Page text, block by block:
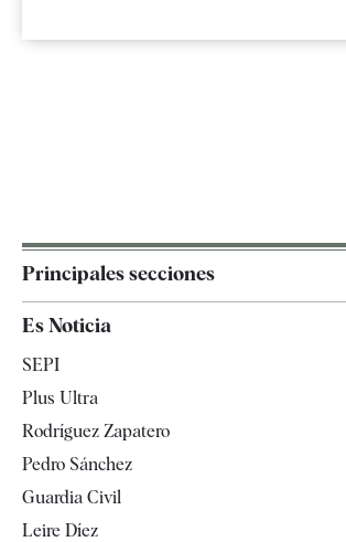
Principales secciones
Televisión
Es Noticia
SEPI
Plus Ultra
Rodríguez Zapatero
Pedro Sánchez
Guardia Civil
Leire Díez